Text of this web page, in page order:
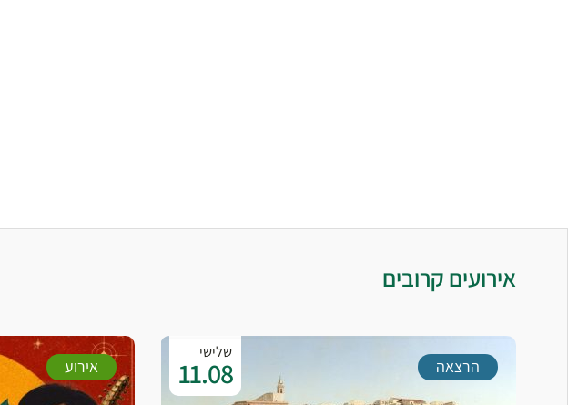
אירועים קרובים
שלישי
11.08 הרצאה אירוע